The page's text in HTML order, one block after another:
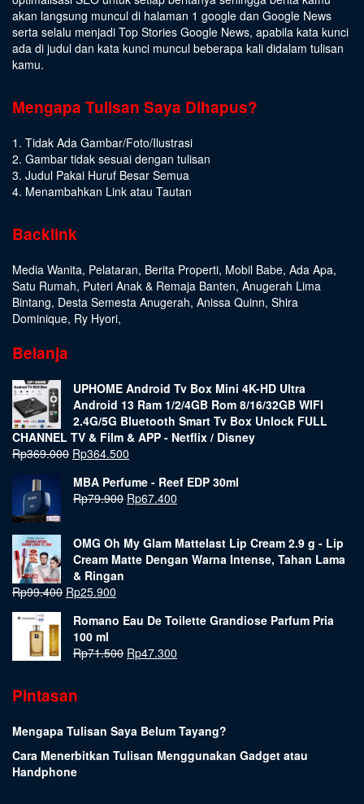
akan langsung muncul di halaman 1 google dan Google News
serta selalu menjadi Top Stories Google News, apabila kata kunci
ada di judul dan kata kunci muncul beberapa kali didalam tulisan
kamu.
Mengapa Tulisan Saya Dihapus?
1. Tidak Ada Gambar/Foto/Ilustrasi
2. Gambar tidak sesuai dengan tulisan
3. Judul Pakai Huruf Besar Semua
4. Menambahkan Link atau Tautan
Backlink
Media Wanita, Pelataran, Berita Properti, Mobil Babe, Ada Apa,
Satu Rumah, Puteri Anak & Remaja Banten, Anugerah Lima
Bintang, Desta Semesta Anugerah, Anissa Quinn, Shira
Dominique, Ry Hyori,
Belanja
UPHOME Android Tv Box Mini 4K-HD Ultra
Android 13 Ram 1/2/4GB Rom 8/16/32GB WIFI
2.4G/5G Bluetooth Smart Tv Box Unlock FULL
CHANNEL TV & Film & APP - Netflix / Disney
Rp369.000 Rp364.500
MBA Perfume - Reef EDP 30ml
Rp79.900 Rp67.400
OMG Oh My Glam Mattelast Lip Cream 2.9 g - Lip
Cream Matte Dengan Warna Intense, Tahan Lama
& Ringan
Rp99.400 Rp25.900
Romano Eau De Toilette Grandiose Parfum Pria
100 ml
Rp71.500 Rp47.300
Pintasan
Mengapa Tulisan Saya Belum Tayang?
Cara Menerbitkan Tulisan Menggunakan Gadget atau
Handphone